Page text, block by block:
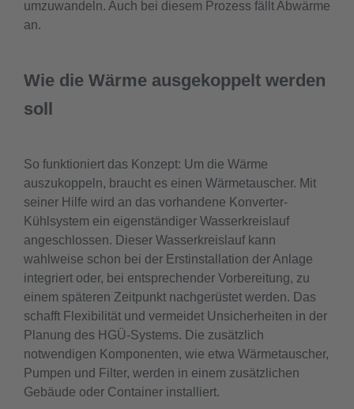
umzuwandeln. Auch bei diesem Prozess fällt Abwärme
an.
Wie die Wärme ausgekoppelt werden
soll
So funktioniert das Konzept: Um die Wärme
auszukoppeln, braucht es einen Wärmetauscher. Mit
seiner Hilfe wird an das vorhandene Konverter-
Kühlsystem ein eigenständiger Wasserkreislauf
angeschlossen. Dieser Wasserkreislauf kann
wahlweise schon bei der Erstinstallation der Anlage
integriert oder, bei entsprechender Vorbereitung, zu
einem späteren Zeitpunkt nachgerüstet werden. Das
schafft Flexibilität und vermeidet Unsicherheiten in der
Planung des HGÜ-Systems. Die zusätzlich
notwendigen Komponenten, wie etwa Wärmetauscher,
Pumpen und Filter, werden in einem zusätzlichen
Gebäude oder Container installiert.